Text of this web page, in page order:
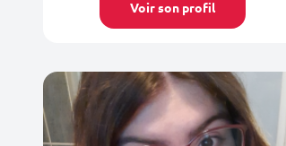
Voir son profil